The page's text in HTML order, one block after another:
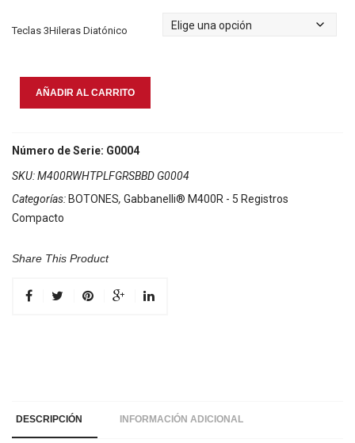
Teclas 3Hileras Diatónico
Gabbanelli
AÑADIR AL CARRITO
Número de Serie: G0004
SKU:M400RWHTPLFGRSBBD G0004
Categorías: BOTONES, Gabbanelli® M400R - 5 Registros
Compacto
Share This Product
DESCRIPCIÓN INFORMACIÓN ADICIONAL